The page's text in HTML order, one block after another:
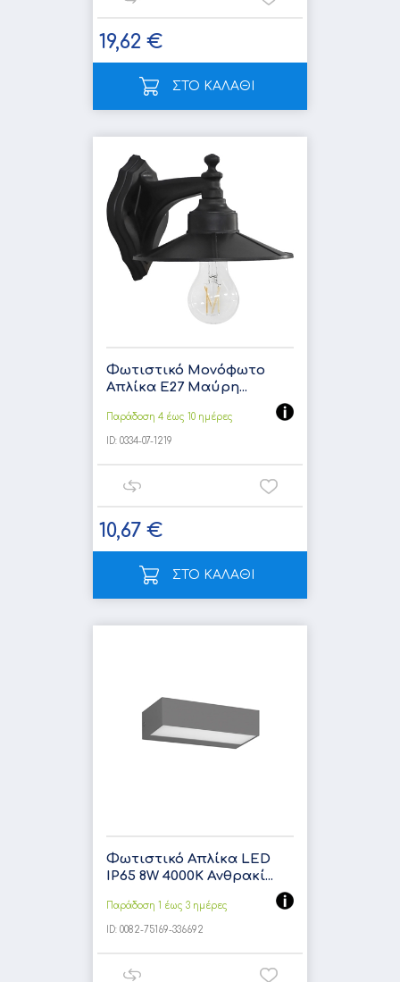
19,62 €
ΣΤΟ ΚΑΛΑΘΙ
Φωτιστικό Μονόφωτο
Απλίκα Ε27 Μαύρη...
Παράδοση 4 έως 10 ημέρες
ID: 0334-07-1219
10,67 €
ΣΤΟ ΚΑΛΑΘΙ
Φωτιστικό Απλίκα LED
IP65 8W 4000K Ανθρακί...
Παράδοση 1 έως 3 ημέρες
ID: 0082-75169-336692